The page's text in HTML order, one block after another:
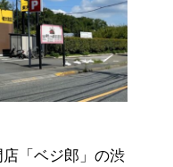
「ベジ郎」の渋